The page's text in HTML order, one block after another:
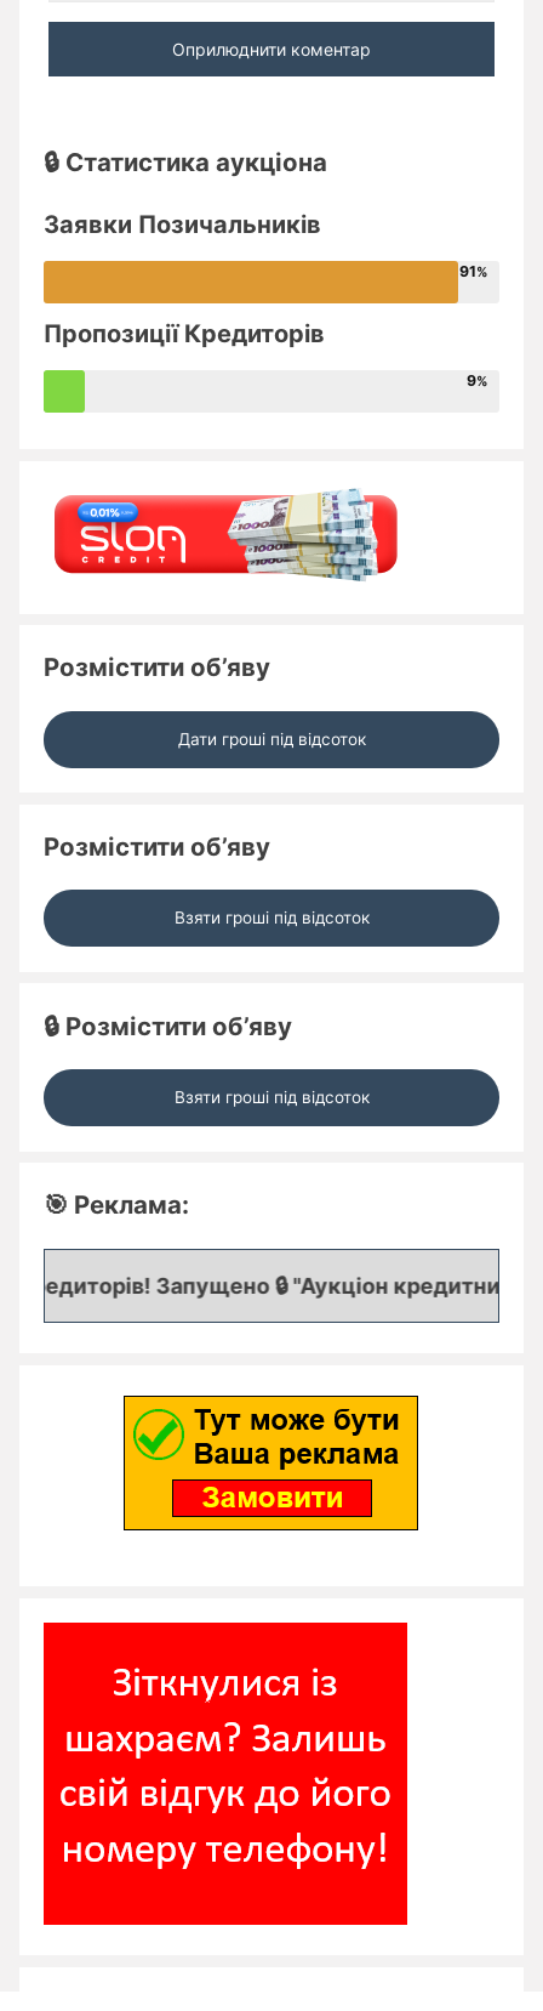
🔒 Статистика аукціона
Заявки Позичальників
91
Пропозиції Кредиторів
9
Розмістити об’яву
Дати гроші під відсоток
Розмістити об’яву
Взяти гроші під відсоток
🔒 Розмістити об’яву
Взяти гроші під відсоток
🎯 Реклама:
Запущено 🔒 "Аукціон кредитних